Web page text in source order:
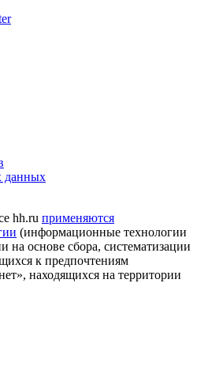
данных
hh.ru применяются
(информационные технологии
на основе сбора, систематизации
к предпочтениям
находящихся на территории